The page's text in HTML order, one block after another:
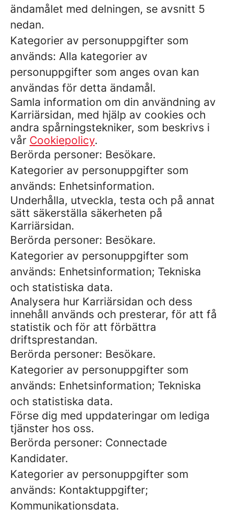
ändamålet med delningen, se avsnitt 5
nedan.
Kategorier av personuppgifter som
används: Alla kategorier av
personuppgifter som anges ovan kan
användas för detta ändamål.
Samla information om din användning av
Karriärsidan, med hjälp av cookies och
andra spårningstekniker, som beskrivs i
vår Cookiepolicy.
Berörda personer: Besökare.
Kategorier av personuppgifter som
används: Enhetsinformation.
Underhålla, utveckla, testa och på annat
sätt säkerställa säkerheten på
Karriärsidan.
Berörda personer: Besökare.
Kategorier av personuppgifter som
används: Enhetsinformation; Tekniska
och statistiska data.
Analysera hur Karriärsidan och dess
innehåll används och presterar, för att få
statistik och för att förbättra
driftsprestandan.
Berörda personer: Besökare.
Kategorier av personuppgifter som
används: Enhetsinformation; Tekniska
och statistiska data.
Förse dig med uppdateringar om lediga
tjänster hos oss.
Berörda personer: Connectade
Kandidater.
Kategorier av personuppgifter som
används: Kontaktuppgifter;
Kommunikationsdata.